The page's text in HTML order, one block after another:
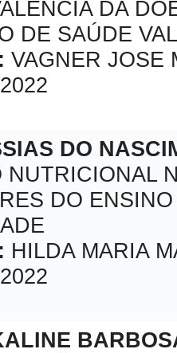
DA
DE SAÚDE
VAGNER JOSE
DO
NUTRICIONAL
DO
HILDA MARIA